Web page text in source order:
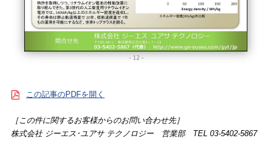
この記事のPDFを開く
［この件に関するお客様からのお問い合わせ先］
株式会社 ジーエス･ユアサ テクノロジー 営業部 TEL 03-5402-5867